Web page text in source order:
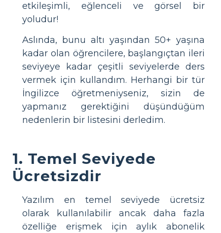
etkileşimli, eğlenceli ve görsel bir
yoludur!
Aslında, bunu altı yaşından 50+ yaşına
kadar olan öğrencilere, başlangıçtan ileri
seviyeye kadar çeşitli seviyelerde ders
vermek için kullandım. Herhangi bir tür
İngilizce öğretmeniyseniz, sizin de
yapmanız gerektiğini düşündüğüm
nedenlerin bir listesini derledim.
1. Temel Seviyede
Ücretsizdir
Yazılım en temel seviyede ücretsiz
olarak kullanılabilir ancak daha fazla
özelliğe erişmek için aylık abonelik